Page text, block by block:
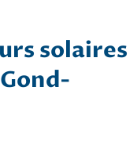
solaires